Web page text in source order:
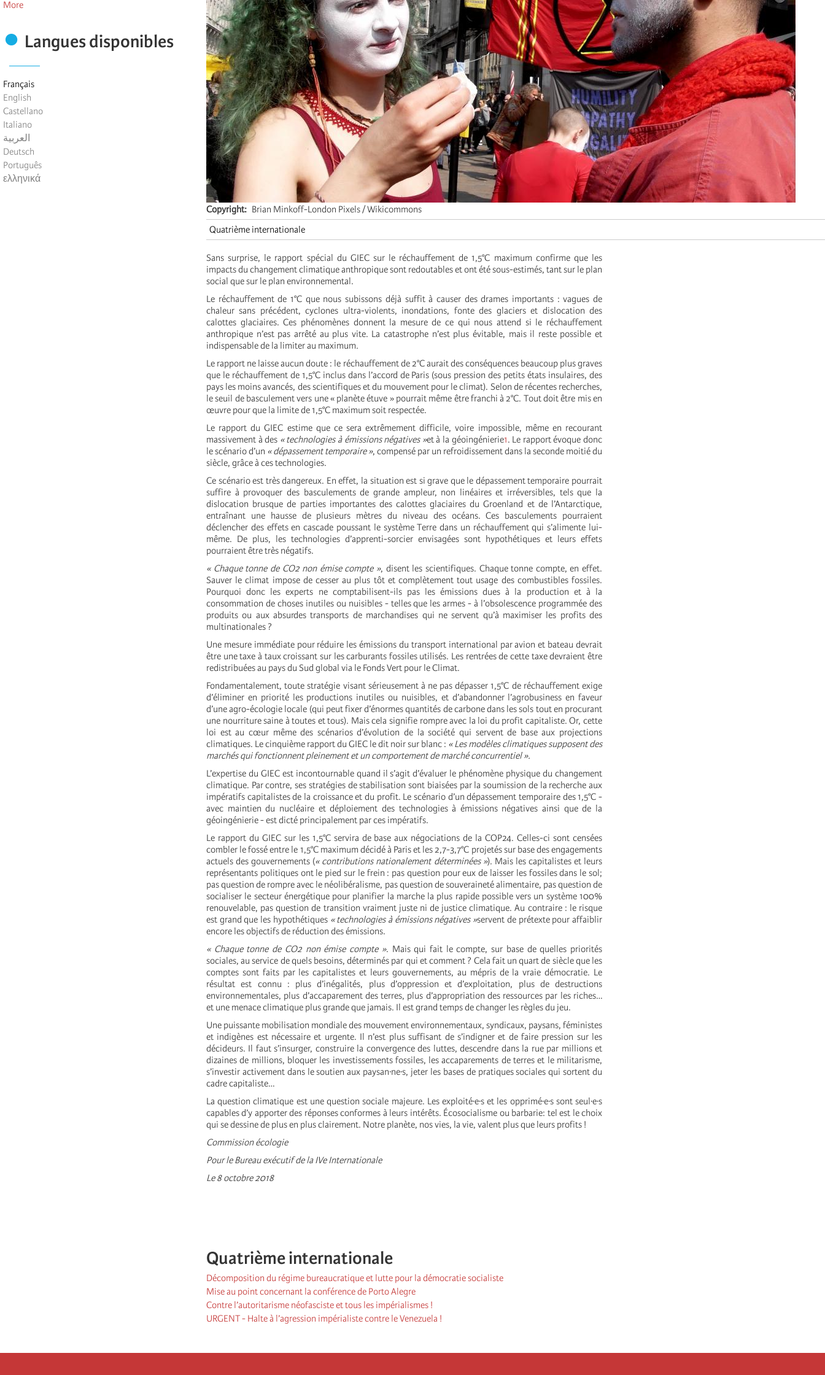
More
Langues disponibles
Français
English
Castellano
Italiano
العربية
Deutsch
Português
ελληνικά
Copyright
Brian Minkoff-London Pixels / Wikicommons
Quatrième internationale
Sans surprise, le rapport spécial du GIEC sur le réchauffement de 1,5°C maximum confirme que les
impacts du changement climatique anthropique sont redoutables et ont été sous-estimés, tant sur le plan
social que sur le plan environnemental.
Le réchauffement de 1°C que nous subissons déjà suffit à causer des drames importants : vagues de
chaleur sans précédent, cyclones ultra-violents, inondations, fonte des glaciers et dislocation des
calottes glaciaires. Ces phénomènes donnent la mesure de ce qui nous attend si le réchauffement
anthropique n’est pas arrêté au plus vite. La catastrophe n’est plus évitable, mais il reste possible et
indispensable de la limiter au maximum.
Le rapport ne laisse aucun doute : le réchauffement de 2°C aurait des conséquences beaucoup plus graves
que le réchauffement de 1,5°C inclus dans l’accord de Paris (sous pression des petits états insulaires, des
pays les moins avancés, des scientifiques et du mouvement pour le climat). Selon de récentes recherches,
le seuil de basculement vers une « planète étuve » pourrait même être franchi à 2°C. Tout doit être mis en
œuvre pour que la limite de 1,5°C maximum soit respectée.
Le rapport du GIEC estime que ce sera extrêmement difficile, voire impossible, même en recourant
massivement à des « technologies à émissions négatives »et à la géoingénierie1. Le rapport évoque donc
le scénario d’un « dépassement temporaire », compensé par un refroidissement dans la seconde moitié du
siècle, grâce à ces technologies.
Ce scénario est très dangereux. En effet, la situation est si grave que le dépassement temporaire pourrait
suffire à provoquer des basculements de grande ampleur, non linéaires et irréversibles, tels que la
dislocation brusque de parties importantes des calottes glaciaires du Groenland et de l’Antarctique,
entraînant une hausse de plusieurs mètres du niveau des océans. Ces basculements pourraient
déclencher des effets en cascade poussant le système Terre dans un réchauffement qui s’alimente lui-
même. De plus, les technologies d’apprenti-sorcier envisagées sont hypothétiques et leurs effets
pourraient être très négatifs.
« Chaque tonne de CO2 non émise compte », disent les scientifiques. Chaque tonne compte, en effet.
Sauver le climat impose de cesser au plus tôt et complètement tout usage des combustibles fossiles.
Pourquoi donc les experts ne comptabilisent-ils pas les émissions dues à la production et à la
consommation de choses inutiles ou nuisibles - telles que les armes - à l’obsolescence programmée des
produits ou aux absurdes transports de marchandises qui ne servent qu’à maximiser les profits des
multinationales ?
Une mesure immédiate pour réduire les émissions du transport international par avion et bateau devrait
être une taxe à taux croissant sur les carburants fossiles utilisés. Les rentrées de cette taxe devraient être
redistribuées au pays du Sud global via le Fonds Vert pour le Climat.
Fondamentalement, toute stratégie visant sérieusement à ne pas dépasser 1,5°C de réchauffement exige
d’éliminer en priorité les productions inutiles ou nuisibles, et d’abandonner l’agrobusiness en faveur
d’une agro-écologie locale (qui peut fixer d’énormes quantités de carbone dans les sols tout en procurant
une nourriture saine à toutes et tous). Mais cela signifie rompre avec la loi du profit capitaliste. Or, cette
loi est au cœur même des scénarios d’évolution de la société qui servent de base aux projections
climatiques. Le cinquième rapport du GIEC le dit noir sur blanc : « Les modèles climatiques supposent des
marchés qui fonctionnent pleinement et un comportement de marché concurrentiel ».
L’expertise du GIEC est incontournable quand il s’agit d’évaluer le phénomène physique du changement
climatique. Par contre, ses stratégies de stabilisation sont biaisées par la soumission de la recherche aux
impératifs capitalistes de la croissance et du profit. Le scénario d’un dépassement temporaire des 1,5°C -
avec maintien du nucléaire et déploiement des technologies à émissions négatives ainsi que de la
géoingénierie - est dicté principalement par ces impératifs.
Le rapport du GIEC sur les 1,5°C servira de base aux négociations de la COP24. Celles-ci sont censées
combler le fossé entre le 1,5°C maximum décidé à Paris et les 2,7-3,7°C projetés sur base des engagements
actuels des gouvernements (« contributions nationalement déterminées »). Mais les capitalistes et leurs
représentants politiques ont le pied sur le frein : pas question pour eux de laisser les fossiles dans le sol;
pas question de rompre avec le néolibéralisme, pas question de souveraineté alimentaire, pas question de
socialiser le secteur énergétique pour planifier la marche la plus rapide possible vers un système 100%
renouvelable, pas question de transition vraiment juste ni de justice climatique. Au contraire : le risque
est grand que les hypothétiques « technologies à émissions négatives »servent de prétexte pour affaiblir
encore les objectifs de réduction des émissions.
« Chaque tonne de CO2 non émise compte ». Mais qui fait le compte, sur base de quelles priorités
sociales, au service de quels besoins, déterminés par qui et comment ? Cela fait un quart de siècle que les
comptes sont faits par les capitalistes et leurs gouvernements, au mépris de la vraie démocratie. Le
résultat est connu : plus d’inégalités, plus d’oppression et d’exploitation, plus de destructions
environnementales, plus d’accaparement des terres, plus d’appropriation des ressources par les riches…
et une menace climatique plus grande que jamais. Il est grand temps de changer les règles du jeu.
Une puissante mobilisation mondiale des mouvement environnementaux, syndicaux, paysans, féministes
et indigènes est nécessaire et urgente. Il n’est plus suffisant de s’indigner et de faire pression sur les
décideurs. Il faut s’insurger, construire la convergence des luttes, descendre dans la rue par millions et
dizaines de millions, bloquer les investissements fossiles, les accaparements de terres et le militarisme,
s’investir activement dans le soutien aux paysan·ne·s, jeter les bases de pratiques sociales qui sortent du
cadre capitaliste…
La question climatique est une question sociale majeure. Les exploité·e·s et les opprimé·e·s sont seul·e·s
capables d’y apporter des réponses conformes à leurs intérêts. Écosocialisme ou barbarie: tel est le choix
qui se dessine de plus en plus clairement. Notre planète, nos vies, la vie, valent plus que leurs profits !
Commission écologie
Pour le Bureau exécutif de la IVe Internationale
Le 8 octobre 2018
Quatrième internationale
Décomposition du régime bureaucratique et lutte pour la démocratie socialiste
Mise au point concernant la conférence de Porto Alegre
Contre l’autoritarisme néofasciste et tous les impérialismes !
URGENT - Halte à l’agression impérialiste contre le Venezuela !